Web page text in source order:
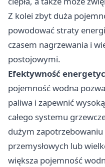
Z kolei zbyt duża
powodować straty
czasem nagrzewania i
postojowymi.
Efektywność
pojemność wodna
paliwa i zapewnić
całego systemu
dużym zapotrzebowaniu
przemysłowych lub
większa pojemność